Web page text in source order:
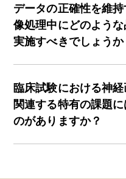
ス制御が備わっており、
は、プラットフォームと
個人用で安全な認証情報
タは、転送中およびプラ
れている間は暗号化され
の全段階における支援の
リ管理チケットシステム
ゆる質問に迅速に対応し
ができます。また、研究
アルタイムでのサポー
用の通信チャネル（電子
話など）を通じて連絡す
データの正確性を維
像処理中にどのよう
実施すべきでしょうか
して、Biospectiveは、画
ィファクト、および研究
基準について、手動およ
チェックの両方を使用し
臨床試験における神
関連する特有の課題
のがありますか？